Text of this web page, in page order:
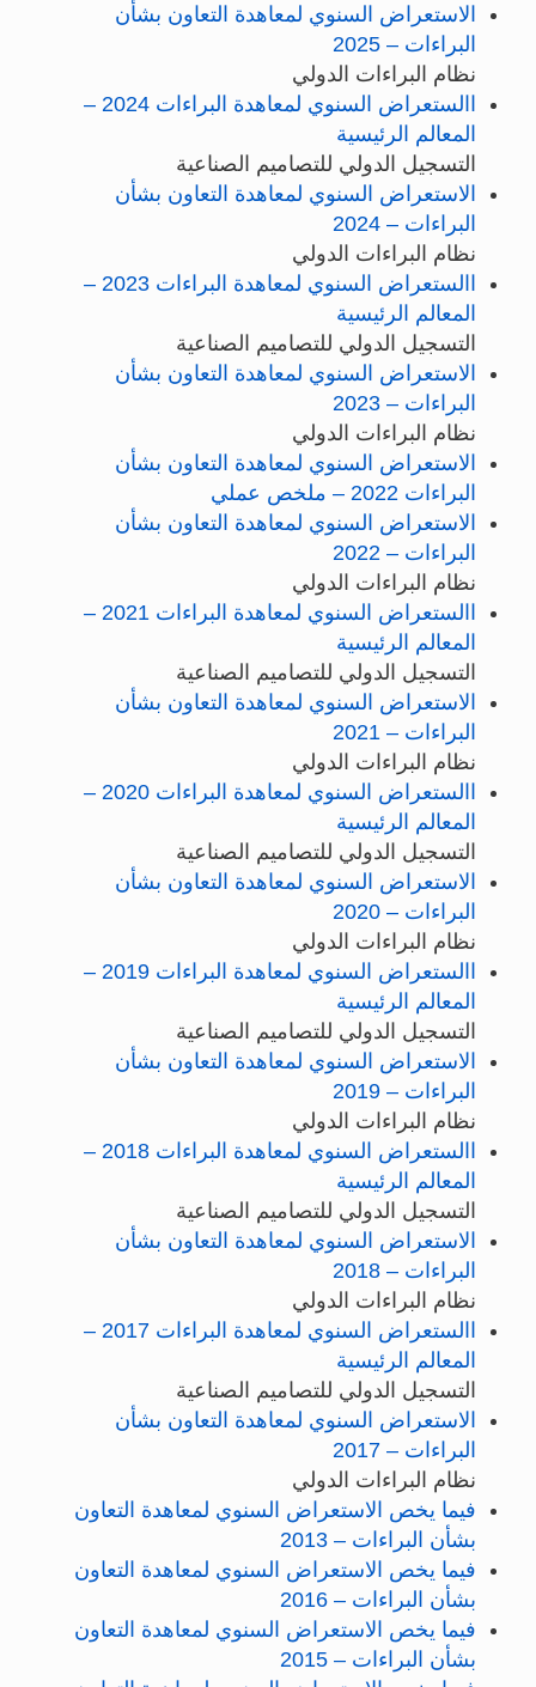
الاستعراض السنوي لمعاهدة التعاون بشأن
البراءات – 2025
نظام البراءات الدولي
االستعراض السنوي لمعاهدة البراءات 2024 –
المعالم الرئيسية
التسجيل الدولي للتصاميم الصناعية
الاستعراض السنوي لمعاهدة التعاون بشأن
البراءات – 2024
نظام البراءات الدولي
االستعراض السنوي لمعاهدة البراءات 2023 –
المعالم الرئيسية
التسجيل الدولي للتصاميم الصناعية
الاستعراض السنوي لمعاهدة التعاون بشأن
البراءات – 2023
نظام البراءات الدولي
الاستعراض السنوي لمعاهدة التعاون بشأن
البراءات 2022 – ملخص عملي
الاستعراض السنوي لمعاهدة التعاون بشأن
البراءات – 2022
نظام البراءات الدولي
االستعراض السنوي لمعاهدة البراءات 2021 –
المعالم الرئيسية
التسجيل الدولي للتصاميم الصناعية
الاستعراض السنوي لمعاهدة التعاون بشأن
البراءات – 2021
نظام البراءات الدولي
االستعراض السنوي لمعاهدة البراءات 2020 –
المعالم الرئيسية
التسجيل الدولي للتصاميم الصناعية
الاستعراض السنوي لمعاهدة التعاون بشأن
البراءات – 2020
نظام البراءات الدولي
االستعراض السنوي لمعاهدة البراءات 2019 –
المعالم الرئيسية
التسجيل الدولي للتصاميم الصناعية
الاستعراض السنوي لمعاهدة التعاون بشأن
البراءات – 2019
نظام البراءات الدولي
االستعراض السنوي لمعاهدة البراءات 2018 –
المعالم الرئيسية
التسجيل الدولي للتصاميم الصناعية
الاستعراض السنوي لمعاهدة التعاون بشأن
البراءات – 2018
نظام البراءات الدولي
االستعراض السنوي لمعاهدة البراءات 2017 –
المعالم الرئيسية
التسجيل الدولي للتصاميم الصناعية
الاستعراض السنوي لمعاهدة التعاون بشأن
البراءات – 2017
نظام البراءات الدولي
فيما يخص الاستعراض السنوي لمعاهدة التعاون
بشأن البراءات – 2013
فيما يخص الاستعراض السنوي لمعاهدة التعاون
بشأن البراءات – 2016
فيما يخص الاستعراض السنوي لمعاهدة التعاون
بشأن البراءات – 2015